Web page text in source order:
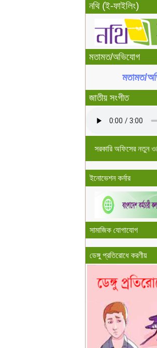
নথি (ই-ফাইলিং)
মতামত/অভিযোগ
মতামত/
জাতীয় সংগীত
সরকারি অফিসের নতুন
ইনোভেশন কর্নার
সামাজিক যোগাযোগ
ডেঙ্গু প্রতিরোধে করণীয়